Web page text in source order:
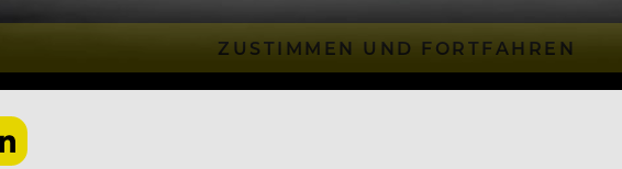
ZUSTIMMEN UND FORTFAHREN